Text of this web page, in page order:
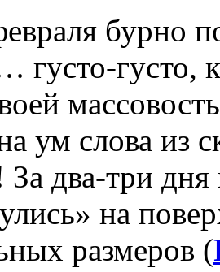
бурно
густо-густо,
ум слова из
два-три
на
размеров (